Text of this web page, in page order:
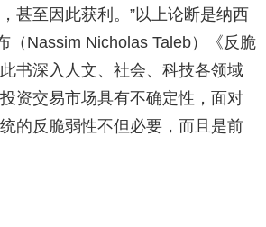
甚至因此获利。”以上论断是纳西
（Nassim Nicholas Taleb）《反脆
书深入人文、社会、科技各领域
资交易市场具有不确定性，面对
的反脆弱性不但必要，而且是前